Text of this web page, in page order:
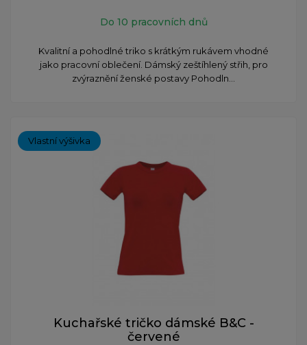
Do 10 pracovních dnů
Kvalitní a pohodlné triko s krátkým rukávem vhodné
jako pracovní oblečení. Dámský zeštíhlený střih, pro
zvýraznění ženské postavy Pohodln...
Vlastní výšivka
Kuchařské tričko dámské B&C -
červené